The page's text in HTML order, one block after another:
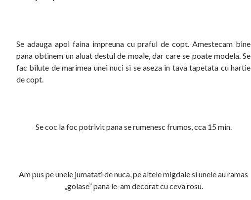
Se adauga apoi faina impreuna cu praful de copt. Amestecam bine
pana obtinem un aluat destul de moale, dar care se poate modela. Se
fac bilute de marimea unei nuci si se aseza in tava tapetata cu hartie
de copt.
Se coc la foc potrivit pana se rumenesc frumos, cca 15 min.
Am pus pe unele jumatati de nuca, pe altele migdale si unele au ramas
„golase” pana le-am decorat cu ceva rosu.